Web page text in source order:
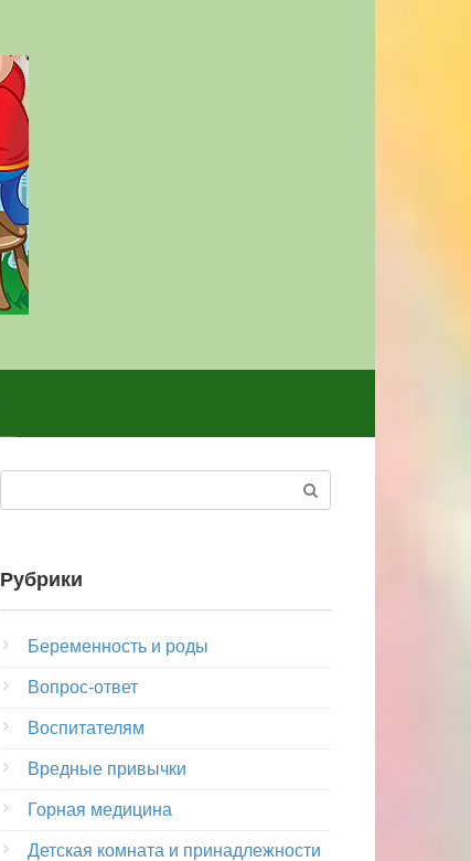
Рубрики
Беременность и роды
Вопрос-ответ
Воспитателям
Вредные привычки
Горная медицина
Детская комната и принадлежности